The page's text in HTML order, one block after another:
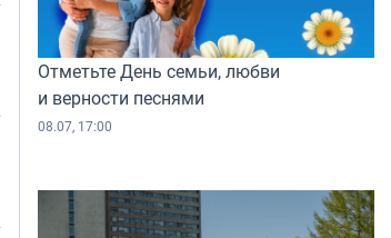
Отметьте День семьи, любви
и верности песнями
08.07, 17:00